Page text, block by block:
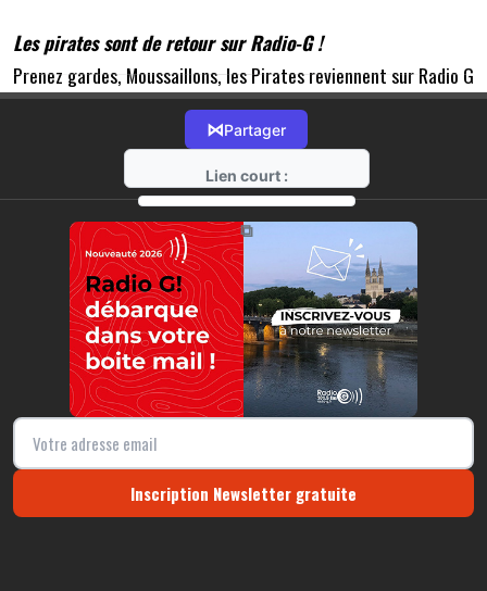
Les pirates sont de retour sur Radio-G !
Prenez gardes, Moussaillons, les Pirates reviennent sur Radio G
!
Audrey et David vous emmènent sur leur bateau-pirate, au nom
de "The BOF Boat return", pour vous faire découvrir les films,
séries, et autres, sur toute sorte de pirates !
⋈Partager
Lien court :
https://radio-g.fr?18345
⧉
Inscription Newsletter gratuite